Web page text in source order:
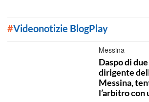
#Videonotizie BlogPlay
Messina
Daspo di
dirigente
Messina,
l’arbitro con